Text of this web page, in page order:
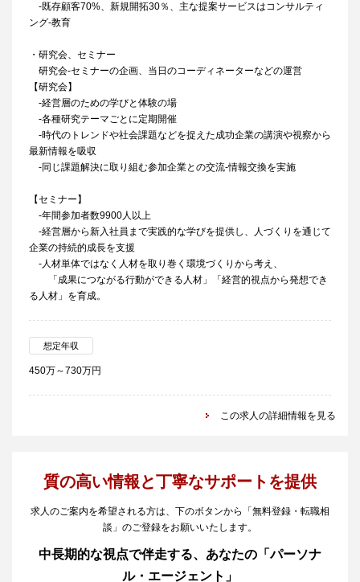
‐既存顧客70%、新規開拓30％、主な提案サービスはコンサルティ
ング‐教育
・研究会、セミナー
研究会‐セミナーの企画、当日のコーディネーターなどの運営
【研究会】
‐経営層のための学びと体験の場
‐各種研究テーマごとに定期開催
‐時代のトレンドや社会課題などを捉えた成功企業の講演や視察から
最新情報を吸収
‐同じ課題解決に取り組む参加企業との交流‐情報交換を実施
【セミナー】
‐年間参加者数9900人以上
‐経営層から新入社員まで実践的な学びを提供し、人づくりを通じて
企業の持続的成長を支援
‐人材単体ではなく人材を取り巻く環境づくりから考え、
「成果につながる行動ができる人材」「経営的視点から発想でき
る人材」を育成。
想定年収
450万～730万円
この求人の詳細情報を見る
質の高い情報と丁寧なサポートを提供
求人のご案内を希望される方は、下のボタンから「無料登録・転職相
談」のご登録をお願いいたします。
中長期的な視点で伴走する、あなたの「パーソナ
ル・エージェント」